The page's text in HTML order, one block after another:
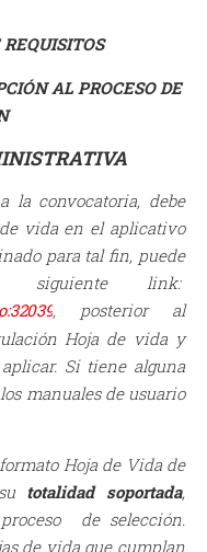
AL PROCESO DE
la convocatoria, debe
vida en el aplicativo
para tal fin, puede
siguiente link:
, posterior al
Hoja de vida y
Si tiene alguna
manuales de usuario
Hoja de Vida de
totalidad soportada,
de selección.
de vida que cumplan